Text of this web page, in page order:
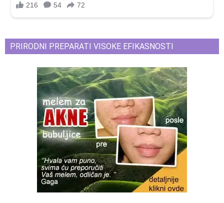
PRIRODNI PREPARATI VISOKE EFIKASNOSTI